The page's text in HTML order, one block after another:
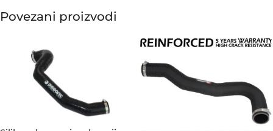
Povezani proizvodi